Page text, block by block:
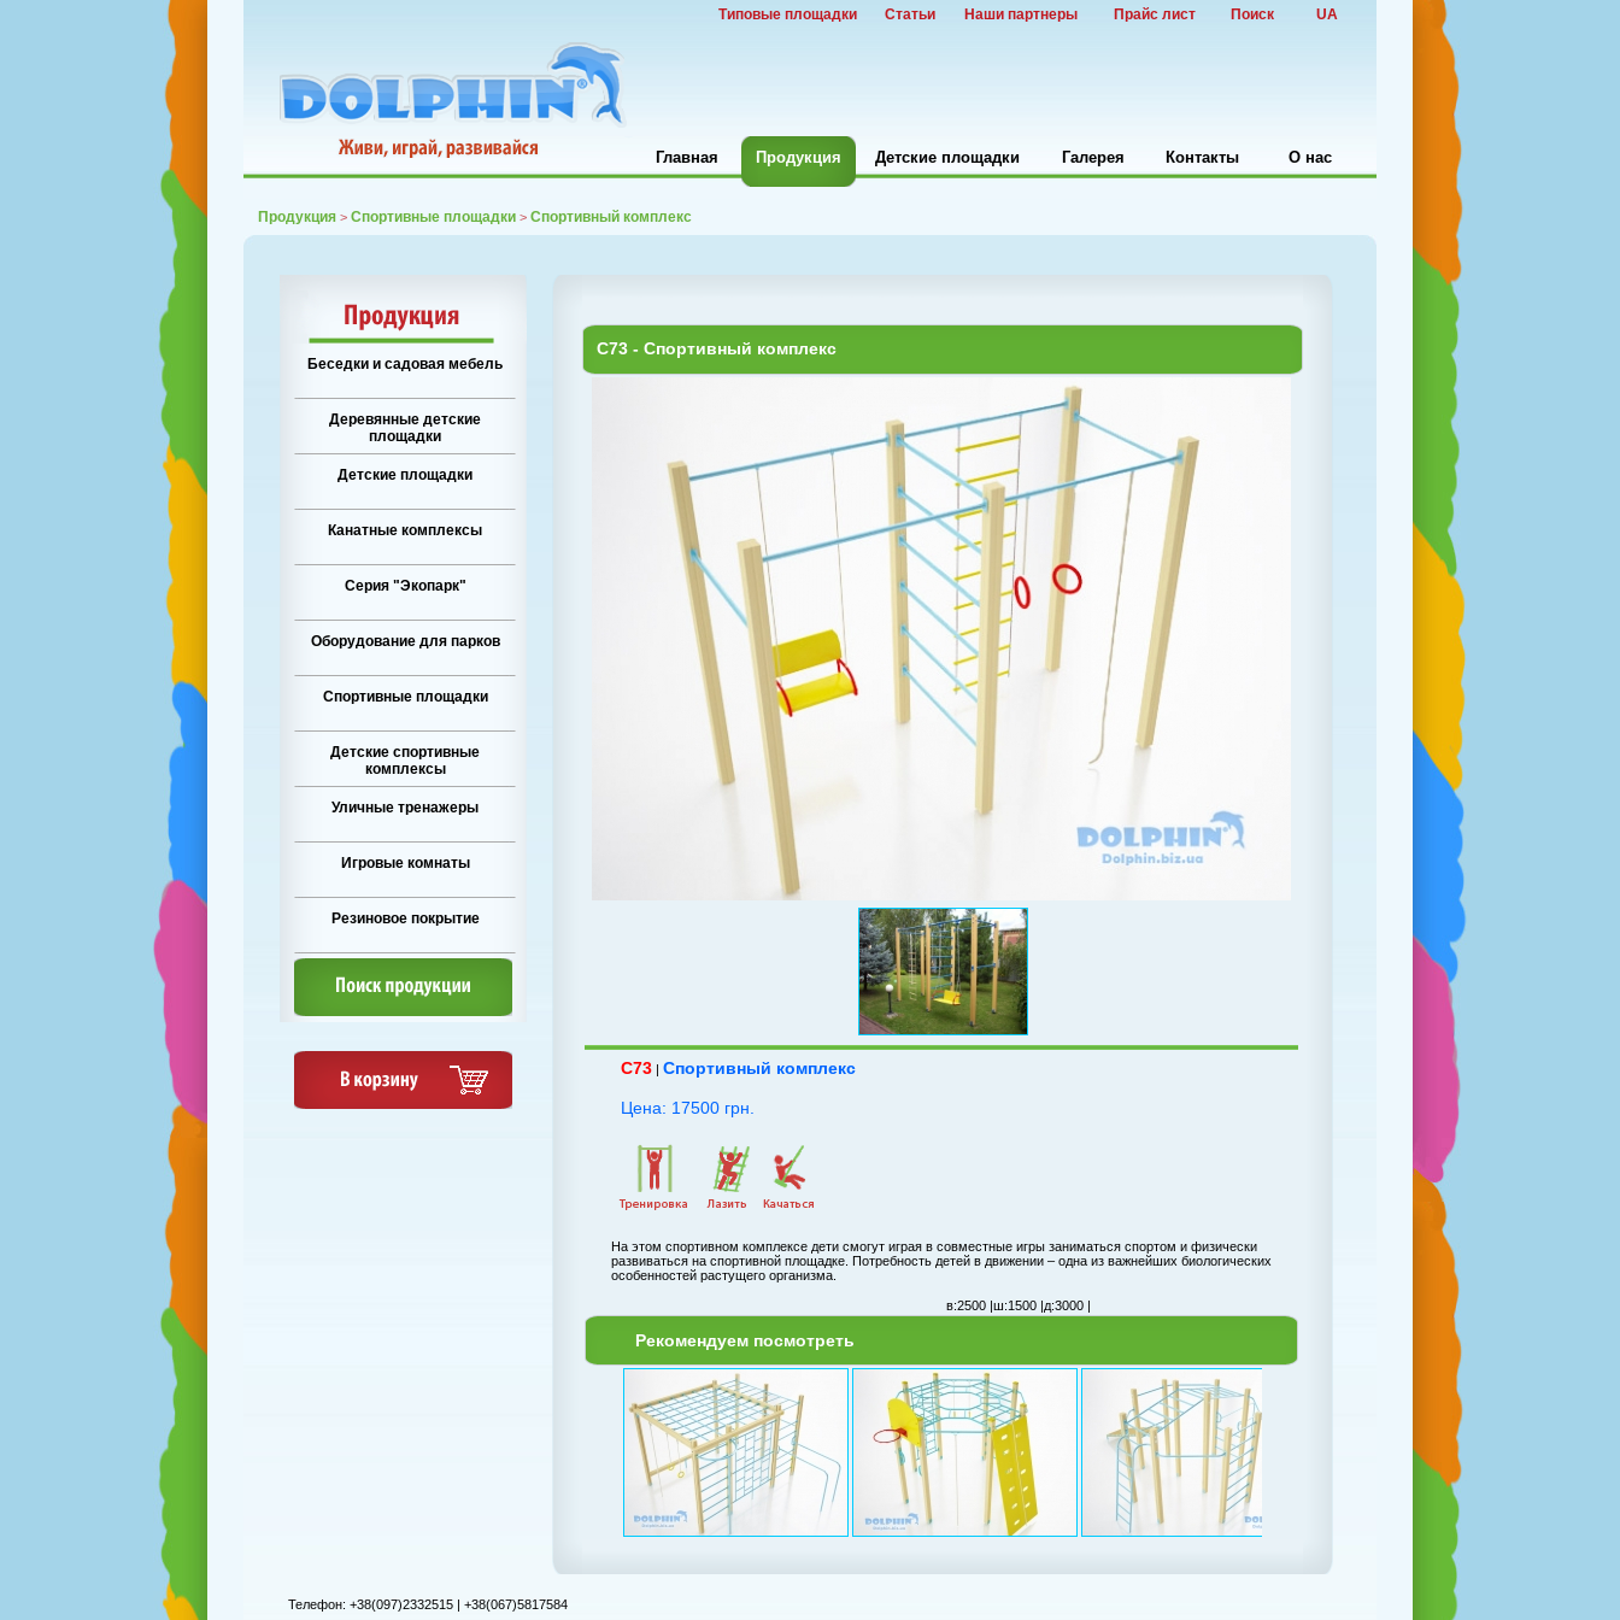
Типовые площадки Статьи Наши партнеры Прайс лист Поиск UA
Главная Продукция Детские площадки Галерея Контакты О нас
Продукция > Спортивные площадки > Спортивный комплекс
Беседки и садовая мебель
Деревянные детские
площадки
Детские площадки
Канатные комплексы
Серия "Экопарк"
Оборудование для парков
Спортивные площадки
Детские спортивные
комплексы
Уличные тренажеры
Игровые комнаты
Резиновое покрытие
C73 - Спортивный комплекс
C73 | Спортивный комплекс
Цена: 17500 грн.
На этом спортивном комплексе дети смогут играя в совместные игры заниматься спортом и физически
развиваться на спортивной площадке. Потребность детей в движении – одна из важнейших биологических
особенностей растущего организма.
в:2500 |ш:1500 |д:3000 |
Рекомендуем посмотреть
Телефон: +38(097)2332515 | +38(067)5817584